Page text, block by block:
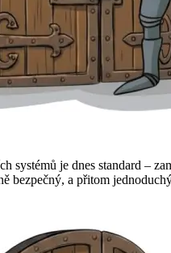
systémů je dnes standard –
bezpečný, a přitom